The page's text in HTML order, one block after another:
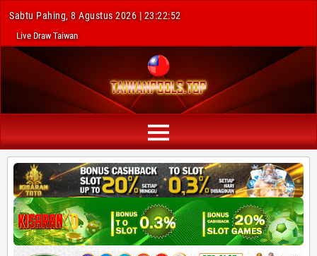
Sabtu Pahing, 8 Agustus 2026 | 23:22:53
Live Draw Taiwan